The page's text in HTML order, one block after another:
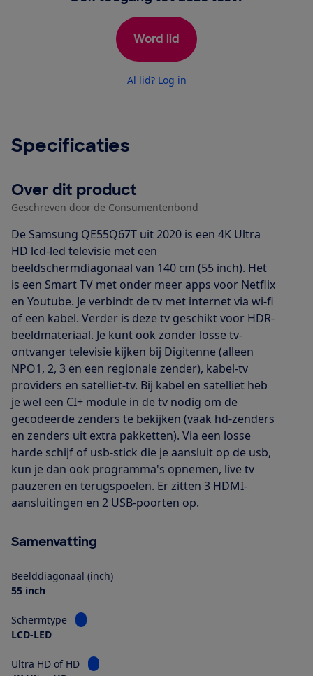
Word lid
Al lid? Log in
Specificaties
Over dit product
Geschreven door de Consumentenbond
De Samsung QE55Q67T uit 2020 is een 4K Ultra
HD lcd-led televisie met een
beeldschermdiagonaal van 140 cm (55 inch). Het
is een Smart TV met onder meer apps voor Netflix
en Youtube. Je verbindt de tv met internet via wi-fi
of een kabel. Verder is deze tv geschikt voor HDR-
beeldmateriaal. Je kunt ook zonder losse tv-
ontvanger televisie kijken bij Digitenne (alleen
NPO1, 2, 3 en een regionale zender), kabel-tv
providers en satelliet-tv. Bij kabel en satelliet heb
je wel een CI+ module in de tv nodig om de
gecodeerde zenders te bekijken (vaak hd-zenders
en zenders uit extra pakketten). Via een losse
harde schijf of usb-stick die je aansluit op de usb,
kun je dan ook programma's opnemen, live tv
pauzeren en terugspoelen. Er zitten 3 HDMI-
aansluitingen en 2 USB-poorten op.
Samenvatting
Beelddiagonaal (inch)
55 inch
Schermtype
Bekijk informatie voor Schermtype
LCD-LED
Ultra HD of HD
Bekijk informatie voor Ultra HD of HD